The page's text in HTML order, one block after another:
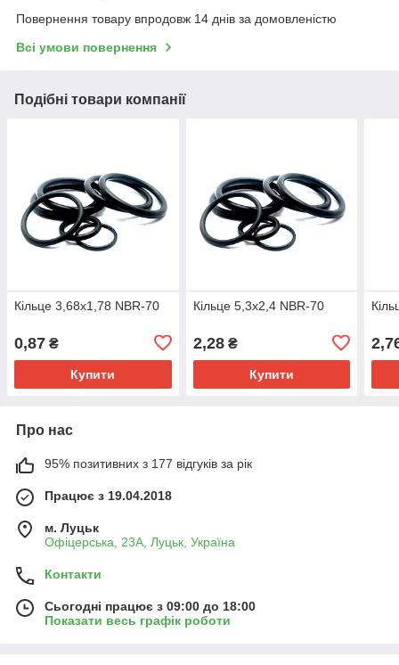
Повернення товару впродовж 14 днів за домовленістю
Всі умови повернення
Подібні товари компанії
Кільце 3,68х1,78 NBR-70
0,87 ₴
Купити
Кільце 5,3х2,4 NBR-70
2,28₴
Купити
Про нас
95% позитивних з 177 відгуків за рік
Працює з 19.04.2018
м. Луцьк
Офіцерська, 23А, Луцьк, Україна
Контакти
Сьогодні працює з 09:00 до 18:00
Показати весь графік роботи